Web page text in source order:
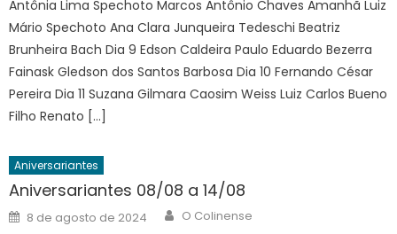
Antônia Lima Spechoto Marcos Antônio Chaves Amanhã Luiz
Mário Spechoto Ana Clara Junqueira Tedeschi Beatriz
Brunheira Bach Dia 9 Edson Caldeira Paulo Eduardo Bezerra
Fainask Gledson dos Santos Barbosa Dia 10 Fernando César
Pereira Dia 11 Suzana Gilmara Caosim Weiss Luiz Carlos Bueno
Filho Renato […]
Aniversariantes
Aniversariantes 08/08 a 14/08
Posted
on
8 de agosto de 2024 Author
O Colinense